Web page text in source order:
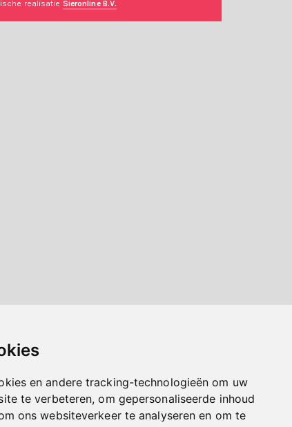
en andere tracking-technologieën om uw
te verbeteren, om gepersonaliseerde inhoud
ons websiteverkeer te analyseren en om te
realisatie Sieronline B.V.